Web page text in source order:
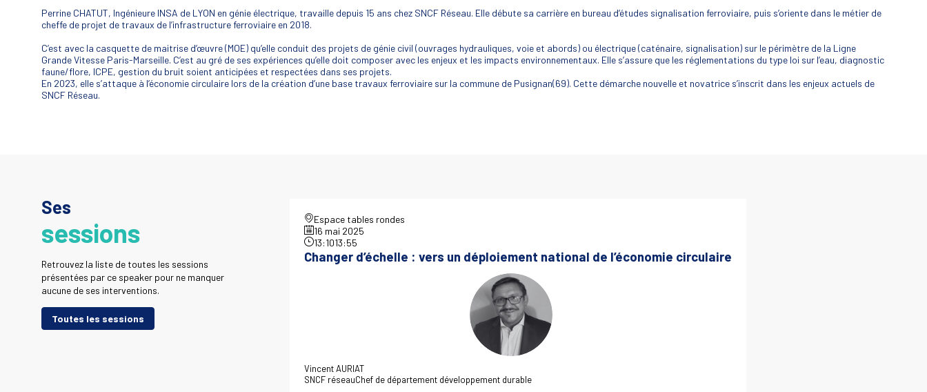
Perrine CHATUT, Ingénieure INSA de LYON en génie électrique, travaille depuis 15 ans chez SNCF Réseau. Elle débute sa carrière en bureau d’études signalisation ferroviaire, puis s’oriente dans le métier de
cheffe de projet de travaux de l’infrastructure ferroviaire en 2018.
C’est avec la casquette de maitrise d’œuvre (MOE) qu’elle conduit des projets de génie civil (ouvrages hydrauliques, voie et abords) ou électrique (caténaire, signalisation) sur le périmètre de la Ligne
Grande Vitesse Paris-Marseille. C’est au gré de ses expériences qu’elle doit composer avec les enjeux et les impacts environnementaux. Elle s’assure que les réglementations du type loi sur l’eau, diagnostic
faune/flore, ICPE, gestion du bruit soient anticipées et respectées dans ses projets.
En 2023, elle s’attaque à l’économie circulaire lors de la création d’une base travaux ferroviaire sur la commune de Pusignan(69). Cette démarche nouvelle et novatrice s’inscrit dans les enjeux actuels de
SNCF Réseau.
Ses
sessions
Retrouvez la liste de toutes les sessions
présentées par ce speaker pour ne manquer
aucune de ses interventions.
Toutes les sessions
Espace tables rondes
16 mai 2025
13:1013:55
Changer d’échelle : vers un déploiement national de l’économie circulaire
VA
VincentAURIAT
SNCF réseauChef de département développement durable